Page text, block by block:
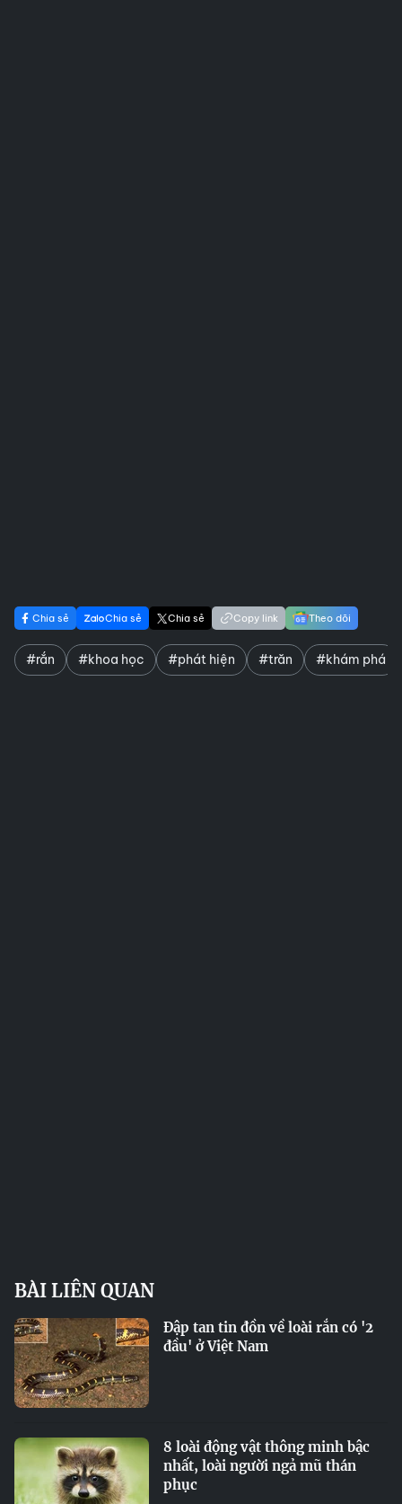
Chia sẻ Chia sẻ Chia sẻ Copy link Theo dõi
#rắn #khoa học #phát hiện #trăn #khám phá
BÀI LIÊN QUAN
Đập tan tin đồn về loài rắn có '2
đầu' ở Việt Nam
8 loài động vật thông minh bậc
nhất, loài người ngả mũ thán
phục